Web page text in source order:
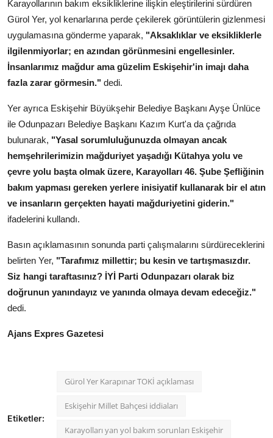
Karayollarının bakım eksikliklerine ilişkin eleştirilerini sürdüren
Gürol Yer, yol kenarlarına perde çekilerek görüntülerin gizlenmesi
uygulamasına gönderme yaparak, "Aksaklıklar ve eksikliklerle
ilgilenmiyorlar; en azından görünmesini engellesinler.
İnsanlarımız mağdur ama güzelim Eskişehir'in imajı daha
fazla zarar görmesin." dedi.
Yer ayrıca Eskişehir Büyükşehir Belediye Başkanı Ayşe Ünlüce
ile Odunpazarı Belediye Başkanı Kazım Kurt'a da çağrıda
bulunarak, "Yasal sorumluluğunuzda olmayan ancak
hemşehrilerimizin mağduriyet yaşadığı Kütahya yolu ve
çevre yolu başta olmak üzere, Karayolları 46. Şube Şefliğinin
bakım yapması gereken yerlere inisiyatif kullanarak bir el atın
ve insanların gerçekten hayati mağduriyetini giderin."
ifadelerini kullandı.
Basın açıklamasının sonunda parti çalışmalarını sürdüreceklerini
belirten Yer, "Tarafımız millettir; bu kesin ve tartışmasızdır.
Siz hangi taraftasınız? İYİ Parti Odunpazarı olarak biz
doğrunun yanındayız ve yanında olmaya devam edeceğiz."
dedi.
Ajans Expres Gazetesi
Etiketler:
Gürol Yer Karapınar TOKİ açıklaması
Eskişehir Millet Bahçesi iddiaları
Karayolları yan yol bakım sorunları Eskişehir